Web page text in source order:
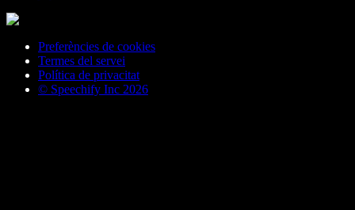
Preferències de cookies
Termes del servei
Política de privacitat
© Speechify Inc 2026